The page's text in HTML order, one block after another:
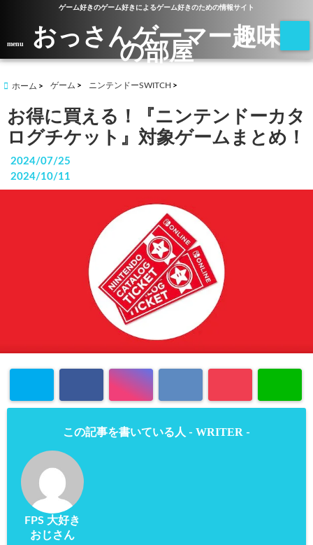
ゲーム好きのゲーム好きによるゲーム好きのための情報サイト
menu おっさんゲーマー趣味
の部屋
ホーム ゲーム ニンテンドーSWITCH
お得に買える！『ニンテンドーカタ
ログチケット』対象ゲームまとめ！
2024/07/25
2024/10/11
この記事を書いている人 - WRITER -
FPS 大好き
おじさん